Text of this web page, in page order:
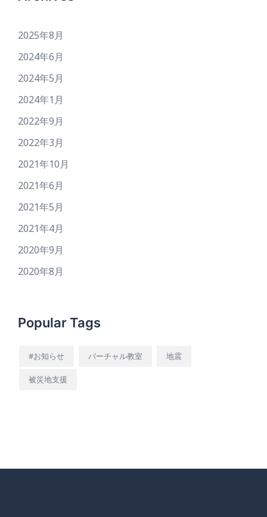
2025年8月
2024年6月
2024年5月
2024年1月
2022年9月
2022年3月
2021年10月
2021年6月
2021年5月
2021年4月
2020年9月
2020年8月
Popular Tags
#お知らせ バーチャル教室 地震
被災地支援